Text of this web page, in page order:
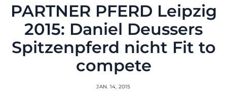
PARTNER PFERD Leipzig
2015: Daniel Deussers
Spitzenpferd nicht Fit to
compete
JAN. 14, 2015